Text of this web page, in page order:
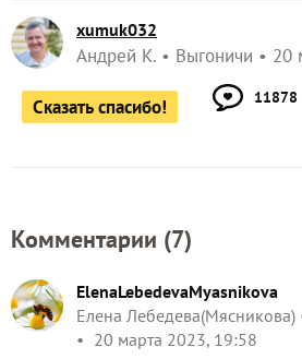
xumuk032
Андрей К. Выгоничи 20
Сказать спасибо! 11878
Комментарии (7)
ElenaLebedevaMyasnikova
Елена Лебедева(Мясникова)
20 марта 2023, 19:58